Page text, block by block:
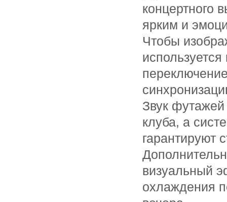
концертного
ярким и
Чтобы
Звук футажей
клуба, а
гарантируют
визуальный
охлаждения